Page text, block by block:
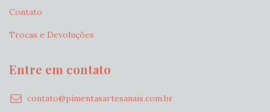
Contato
Trocas e Devoluções
Entre em contato
contato@pimentasartesanais.com.br